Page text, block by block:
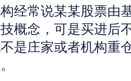
常说某某股票由
概念，可是买进后
是庄家或者机构重